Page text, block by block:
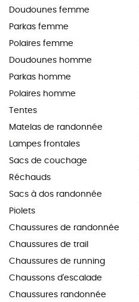
Doudounes femme
Parkas femme
Polaires femme
Doudounes homme
Parkas homme
Polaires homme
Tentes
Matelas de randonnée
Lampes frontales
Sacs de couchage
Réchauds
Sacs à dos randonnée
Piolets
Chaussures de randonnée
Chaussures de trail
Chaussures de running
Chaussons d'escalade
Chaussures randonnée